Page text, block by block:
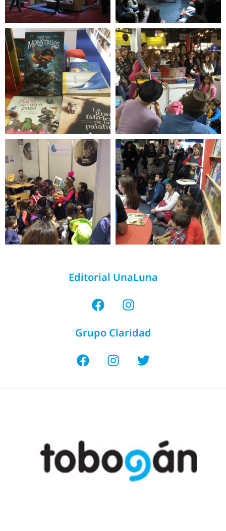
Editorial UnaLuna
Grupo Claridad